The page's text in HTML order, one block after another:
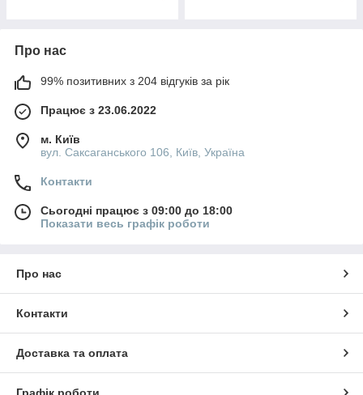
Про нас
99% позитивних з 204 відгуків за рік
Працює з 23.06.2022
м. Київ
вул. Саксаганського 106, Київ, Україна
Контакти
Сьогодні працює з 09:00 до 18:00
Показати весь графік роботи
Про нас
Контакти
Доставка та оплата